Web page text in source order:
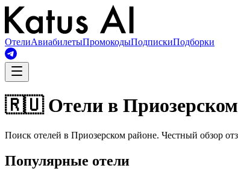
ОтелиАвиабилетыПромокодыПодпискиПодборки
🇷🇺 Отели в Приозерском
Поиск отелей в Приозерском районе. Честный обзор
Популярные отели